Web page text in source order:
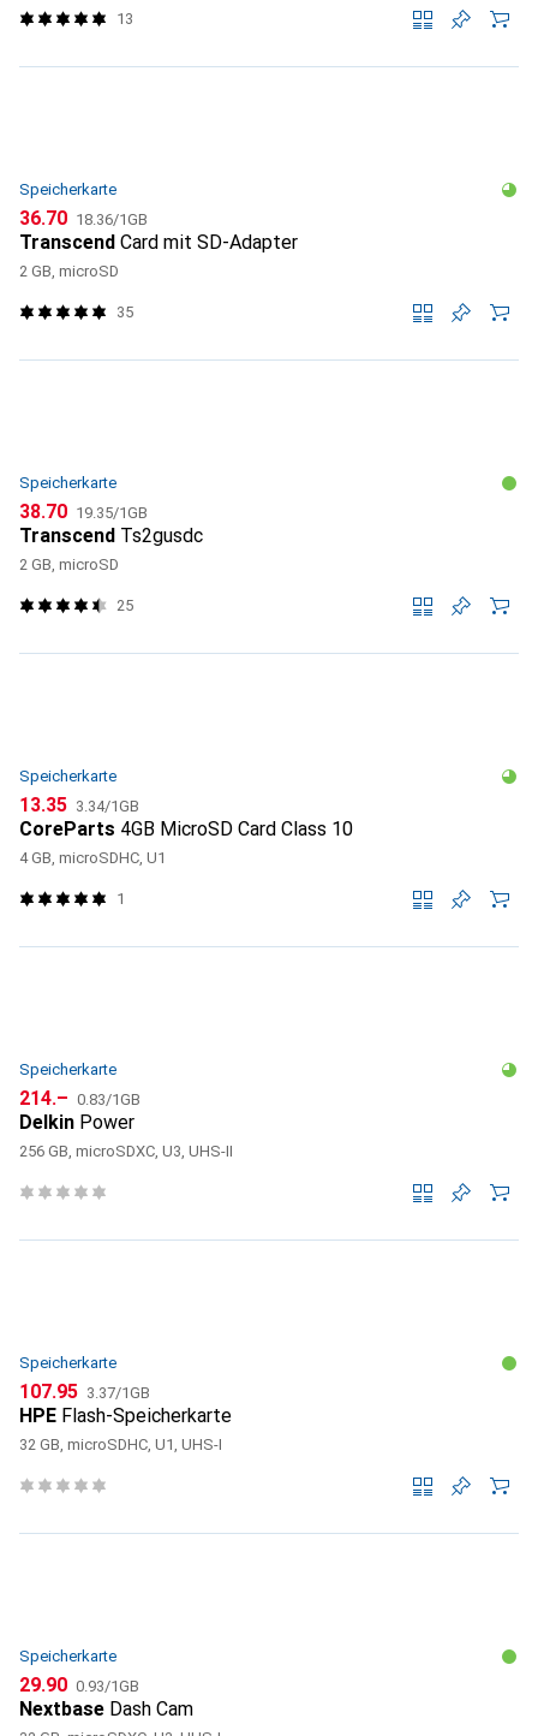
13
Speicherkarte
CHF
36.70 CHF
18.36/1GB
Transcend Card mit SD-Adapter
2 GB, microSD
35
Speicherkarte
CHF
38.70 CHF
19.35/1GB
Transcend Ts2gusdc
2 GB, microSD
25
Speicherkarte
CHF
13.35 CHF
3.34/1GB
CoreParts 4GB MicroSD Card Class 10
4 GB, microSDHC, U1
1
Speicherkarte
CHF
214.– CHF
0.83/1GB
Delkin Power
256 GB, microSDXC, U3, UHS-II
Speicherkarte
CHF
107.95 CHF
3.37/1GB
HPE Flash-Speicherkarte
32 GB, microSDHC, U1, UHS-I
Speicherkarte
CHF
29.90 CHF
0.93/1GB
Nextbase Dash Cam